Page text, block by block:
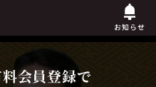
お知らせ
会員登録で